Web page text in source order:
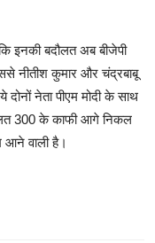
इनकी बदौलत अब बीजेपी
नीतीश कुमार और चंद्रबाबू
दोनों नेता पीएम मोदी के साथ
300 के काफी आगे न‍िकल
आने वाली है।